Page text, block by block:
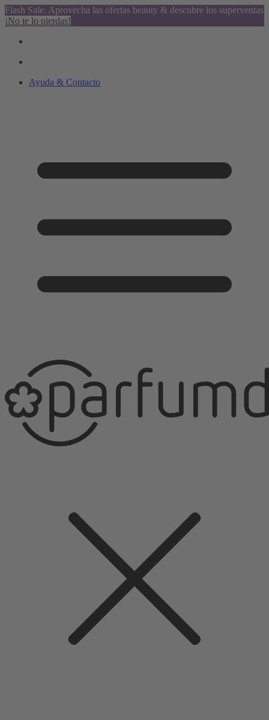
Flash Sale: Aprovecha las ofertas beauty & descubre los superventas
¡No te lo pierdas!
Ayuda & Contacto